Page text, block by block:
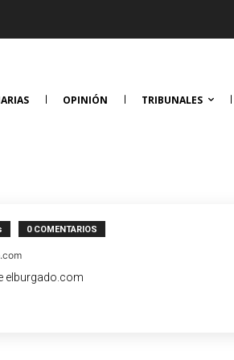
OPINIÓN TRIBUNALES
0 COMENTARIOS
elburgado.com